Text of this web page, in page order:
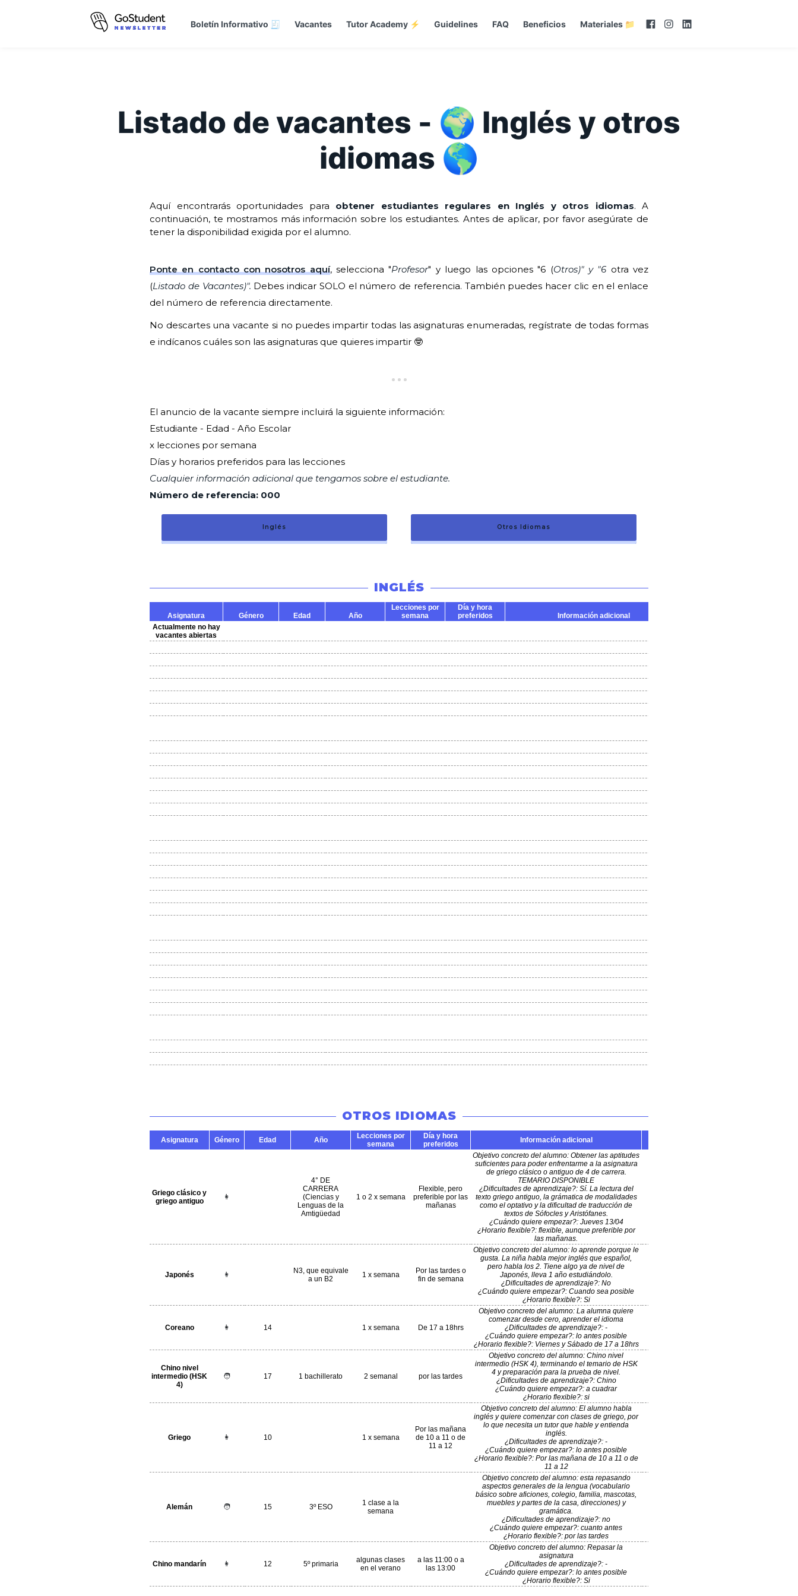
Boletín Informativo 🧾 Vacantes Tutor Academy ⚡ Guidelines FAQ Beneficios Materiales 📁
Listado de vacantes - 🌍 Inglés y otros
idiomas 🌎
Aquí encontrarás oportunidades para obtener estudiantes regulares en Inglés y otros idiomas. A
continuación, te mostramos más información sobre los estudiantes. Antes de aplicar, por favor asegúrate de
tener la disponibilidad exigida por el alumno.
Ponte en contacto con nosotros aquí, selecciona "Profesor" y luego las opciones "6 (Otros)" y "6 otra vez
(Listado de Vacantes)". Debes indicar SOLO el número de referencia. También puedes hacer clic en el enlace
del número de referencia directamente.
No descartes una vacante si no puedes impartir todas las asignaturas enumeradas, regístrate de todas formas
e indícanos cuáles son las asignaturas que quieres impartir 🤓
El anuncio de la vacante siempre incluirá la siguiente información:
Estudiante - Edad - Año Escolar
x lecciones por semana
Días y horarios preferidos para las lecciones
Cualquier información adicional que tengamos sobre el estudiante.
Número de referencia: 000
Inglés Otros Idiomas
INGLÉS
OTROS IDIOMAS